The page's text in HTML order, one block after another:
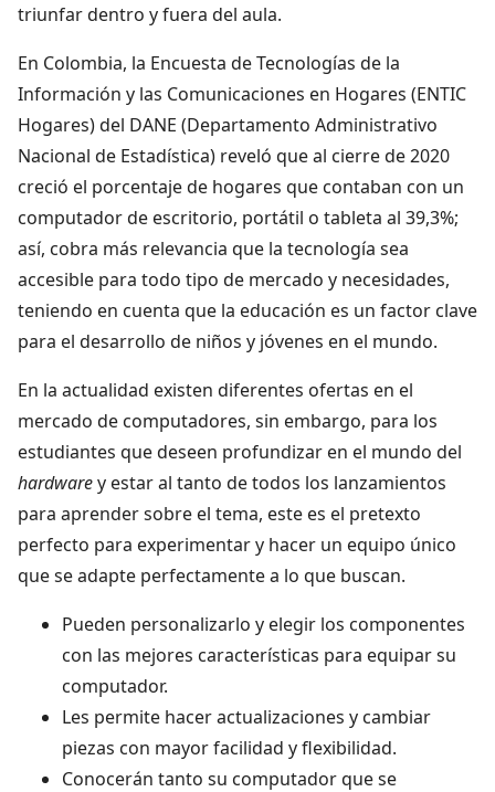
triunfar dentro y fuera del aula.
En Colombia, la Encuesta de Tecnologías de la
Información y las Comunicaciones en Hogares (ENTIC
Hogares) del DANE (Departamento Administrativo
Nacional de Estadística) reveló que al cierre de 2020
creció el porcentaje de hogares que contaban con un
computador de escritorio, portátil o tableta al 39,3%;
así, cobra más relevancia que la tecnología sea
accesible para todo tipo de mercado y necesidades,
teniendo en cuenta que la educación es un factor clave
para el desarrollo de niños y jóvenes en el mundo.
En la actualidad existen diferentes ofertas en el
mercado de computadores, sin embargo, para los
estudiantes que deseen profundizar en el mundo del
hardwarey estar al tanto de todos los lanzamientos
para aprender sobre el tema, este es el pretexto
perfecto para experimentar y hacer un equipo único
que se adapte perfectamente a lo que buscan.
Pueden personalizarlo y elegir los componentes
con las mejores características para equipar su
computador.
Les permite hacer actualizaciones y cambiar
piezas con mayor facilidad y flexibilidad.
Conocerán tanto su computador que se